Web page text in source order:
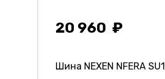
20 960
Шина NEXEN NFERA SU1